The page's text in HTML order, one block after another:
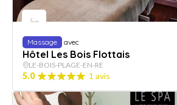
Massage avec
Hôtel Les Bois Flottais
LE-BOIS-PLAGE-EN-RE
5.0 1 avis